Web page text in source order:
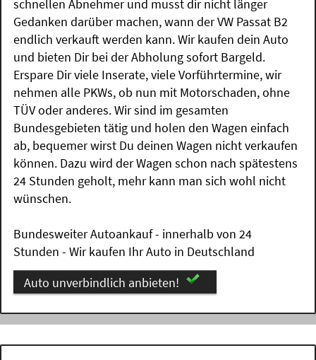
schnellen Abnehmer und musst dir nicht länger
Gedanken darüber machen, wann der VW Passat B2
endlich verkauft werden kann. Wir kaufen dein Auto
und bieten Dir bei der Abholung sofort Bargeld.
Erspare Dir viele Inserate, viele Vorführtermine, wir
nehmen alle PKWs, ob nun mit Motorschaden, ohne
TÜV oder anderes. Wir sind im gesamten
Bundesgebieten tätig und holen den Wagen einfach
ab, bequemer wirst Du deinen Wagen nicht verkaufen
können. Dazu wird der Wagen schon nach spätestens
24 Stunden geholt, mehr kann man sich wohl nicht
wünschen.
Bundesweiter Autoankauf - innerhalb von 24
Stunden - Wir kaufen Ihr Auto in Deutschland
Auto unverbindlich anbieten!